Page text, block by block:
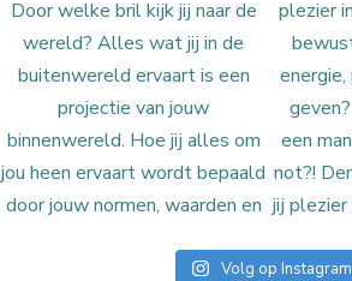
Volg op Instagram